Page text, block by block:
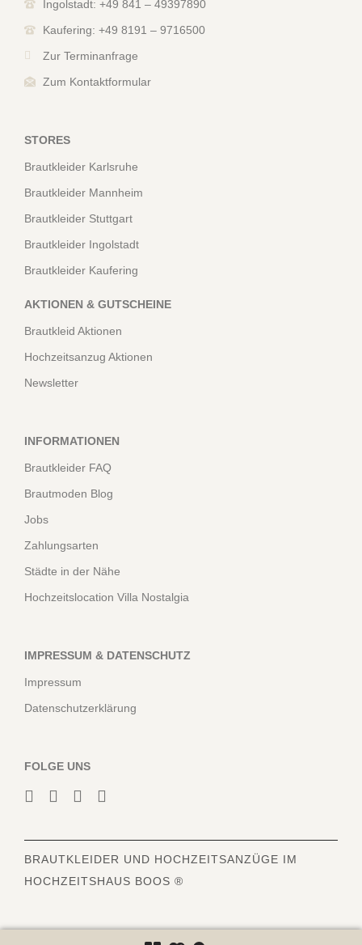
Ingolstadt: +49 841 – 49397890
Kaufering: +49 8191 – 9716500
Zur Terminanfrage
Zum Kontaktformular
STORES
Brautkleider Karlsruhe
Brautkleider Mannheim
Brautkleider Stuttgart
Brautkleider Ingolstadt
Brautkleider Kaufering
AKTIONEN & GUTSCHEINE
Brautkleid Aktionen
Hochzeitsanzug Aktionen
Newsletter
INFORMATIONEN
Brautkleider FAQ
Brautmoden Blog
Jobs
Zahlungsarten
Städte in der Nähe
Hochzeitslocation Villa Nostalgia
IMPRESSUM & DATENSCHUTZ
Impressum
Datenschutzerklärung
FOLGE UNS
BRAUTKLEIDER UND HOCHZEITSANZÜGE IM
HOCHZEITSHAUS BOOS ®